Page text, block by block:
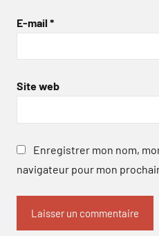
E-mail *
Site web
Enregistrer mon nom,
navigateur pour mon